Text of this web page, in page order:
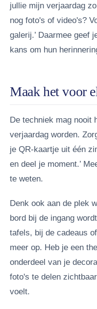
jullie mijn verjaardag
nog foto's of video's?
galerij.’ Daarmee geef
kans om hun
Maak het voor
De techniek mag nooit
verjaardag worden.
je QR-kaartje uit één
en deel je moment.’
te weten.
Denk ook aan de plek
bord bij de ingang
tafels, bij de cadeaus
meer op. Heb je een
onderdeel van je
foto's te delen
voelt.